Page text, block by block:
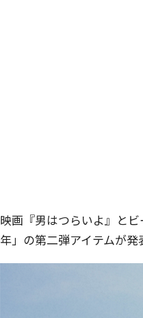
映画『男はつらいよ』と
年」の第二弾アイテムが発